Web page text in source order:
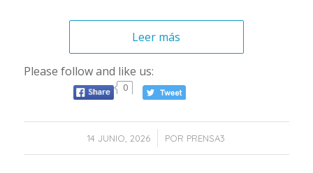
Leer más
Please follow and like us:
0
14 JUNIO, 2026
/ POR PRENSA3